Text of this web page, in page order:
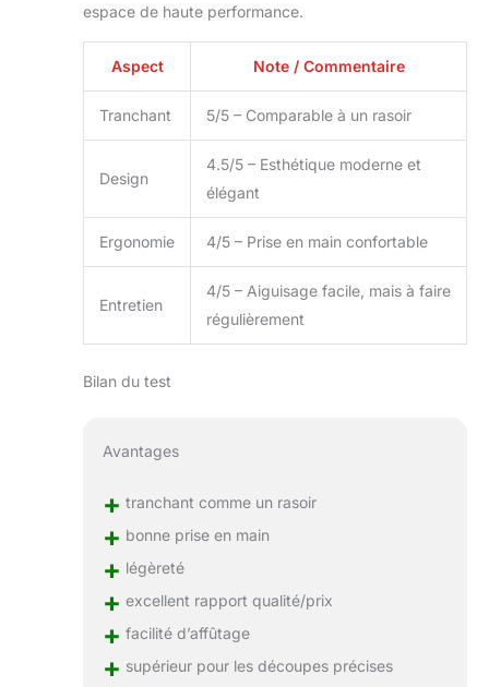
technologie stricte,
la lame est très
usage quotidien, les
peuvent rester
L'angle de coupe est
de 15 degrés, et
avec son excellente
netteté, vous
pouvez facilement
vacances et à un
couteaux de cuisine
professionnels et les
pour les débutants.
espace de haute performance.
Aspect Note / Commentaire
Tranchant 5/5 – Comparable à un rasoir
Design
4.5/5 – Esthétique moderne et
élégant
Ergonomie 4/5 – Prise en main confortable
Entretien
4/5 – Aiguisage facile, mais à faire
régulièrement
Bilan du test
Avantages
+ tranchant comme un rasoir
+ bonne prise en main
+ légèreté
+ excellent rapport qualité/prix
+ facilité d’affûtage
+ supérieur pour les découpes précises